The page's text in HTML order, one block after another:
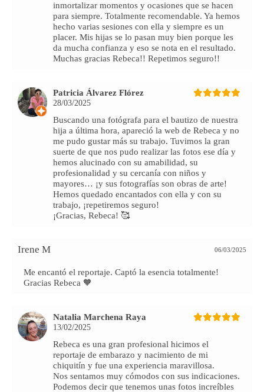
inmortalizar momentos y ocasiones que se hacen
para siempre. Totalmente recomendable. Ya hemos
hecho varias sesiones con ella y siempre es un
placer. Mis hijas se lo pasan muy bien porque les
da mucha confianza y eso se nota en el resultado.
Muchas gracias Rebeca!! Repetimos seguro!!
Patricia Álvarez Flórez
28/03/2025
Buscando una fotógrafa para el bautizo de nuestra
hija a última hora, apareció la web de Rebeca y no
me pudo gustar más su trabajo. Tuvimos la gran
suerte de que nos pudo realizar las fotos ese día y
hemos alucinado con su amabilidad, su
profesionalidad y su cercanía con niños y
mayores… ¡y sus fotografías son obras de arte!
Hemos quedado encantados con ella y con su
trabajo, ¡repetiremos seguro!
¡Gracias, Rebeca! 🥰
Irene M 06/03/2025
Me encantó el reportaje. Captó la esencia totalmente!
Gracias Rebeca 🧡
Natalia Marchena Raya
13/02/2025
Rebeca es una gran profesional hicimos el
reportaje de embarazo y nacimiento de mi
chiquitín y fue una experiencia maravillosa.
Nos sentamos muy cómodos con sus indicaciones.
Podemos decir que tenemos unas fotos increíbles